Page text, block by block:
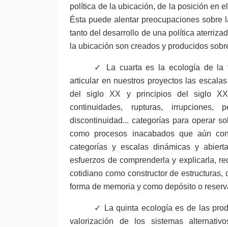
política de la ubicación, de la posición en
Ésta puede alentar preocupaciones
tanto del desarrollo de una política
la ubicación son creados y producidos
✓ La cuarta es la ecología de la
articular en nuestros proyectos las
del siglo XX y principios del siglo
continuidades, rupturas, irrupciones,
discontinuidad... categorías para operar
como procesos inacabados que aún
categorías y escalas dinámicas y
esfuerzos de comprenderla y explicarla,
cotidiano como constructor de
forma de memoria y como depósito o
✓ La quinta ecología es de las
valorización de los sistemas